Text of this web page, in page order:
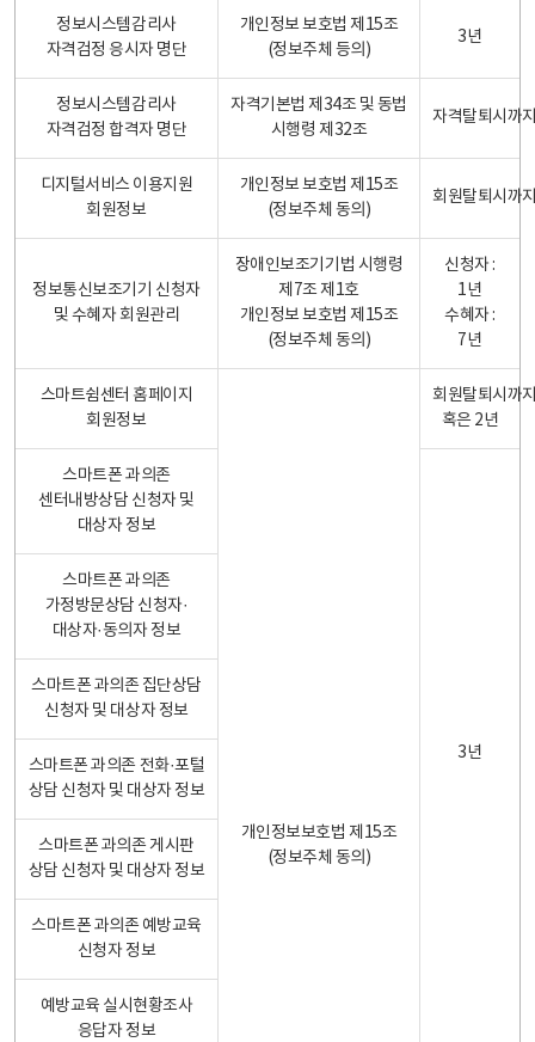
정보시스템감리사
자격검정 응시자 명단
개인정보 보호법 제15조
(정보주체 등의)
3년
정보시스템감리사
자격검정 합격자 명단
자격기본법 제34조 및 동법
시행령 제32조
자격탈퇴시까
디지털서비스 이용지원
회원정보
개인정보 보호법 제15조
(정보주체 동의)
회원탈퇴시까
정보통신보조기기 신청자
및 수혜자 회원관리
장애인보조기기법 시행령
제7조 제1호
개인정보 보호법 제15조
(정보주체 동의)
신청자 :
1년
수혜자 :
7년
스마트쉼센터 홈페이지
회원정보
개인정보보호법 제15조
(정보주체 동의)
회원탈퇴시까
혹은 2년
스마트폰 과의존
센터내방상담 신청자 및
대상자 정보
3년
스마트폰 과의존
가정방문상담 신청자·
대상자·동의자 정보
스마트폰 과의존 집단상담
신청자 및 대상자 정보
스마트폰 과의존 전화·포털
상담 신청자 및 대상자 정보
스마트폰 과의존 게시판
상담 신청자 및 대상자 정보
스마트폰 과의존 예방교육
신청자 정보
예방교육 실시현황조사
응답자 정보